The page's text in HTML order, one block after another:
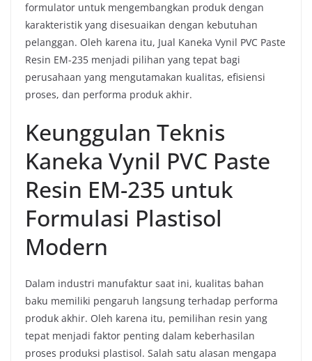
formulator untuk mengembangkan produk dengan
karakteristik yang disesuaikan dengan kebutuhan
pelanggan. Oleh karena itu, Jual Kaneka Vynil PVC Paste
Resin EM-235 menjadi pilihan yang tepat bagi
perusahaan yang mengutamakan kualitas, efisiensi
proses, dan performa produk akhir.
Keunggulan Teknis
Kaneka Vynil PVC Paste
Resin EM-235 untuk
Formulasi Plastisol
Modern
Dalam industri manufaktur saat ini, kualitas bahan
baku memiliki pengaruh langsung terhadap performa
produk akhir. Oleh karena itu, pemilihan resin yang
tepat menjadi faktor penting dalam keberhasilan
proses produksi plastisol. Salah satu alasan mengapa